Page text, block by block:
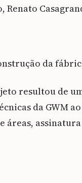
da
resultou de
da GWM
áreas,